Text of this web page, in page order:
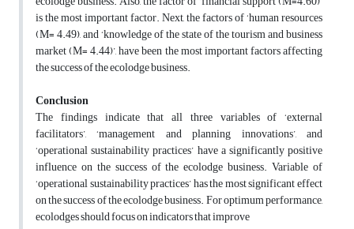
is the most important factor. Next, the factors of ‘human resources
(M= 4.49), and ‘knowledge of the state of the tourism and business
market (M= 4.44)’, have been the most important factors affecting
the success of the ecolodge business.
Conclusion
The findings indicate that all three variables of ‘external
facilitators’, ‘management and planning innovations’, and
‘operational sustainability practices’ have a significantly positive
influence on the success of the ecolodge business. Variable of
‘operational sustainability practices’ has the most significant effect
on the success of the ecolodge business. For optimum performance,
ecolodges should focus on indicators that improve